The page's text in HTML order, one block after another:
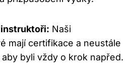
Naši
mají certifikace a neustále
byli vždy o krok napřed.